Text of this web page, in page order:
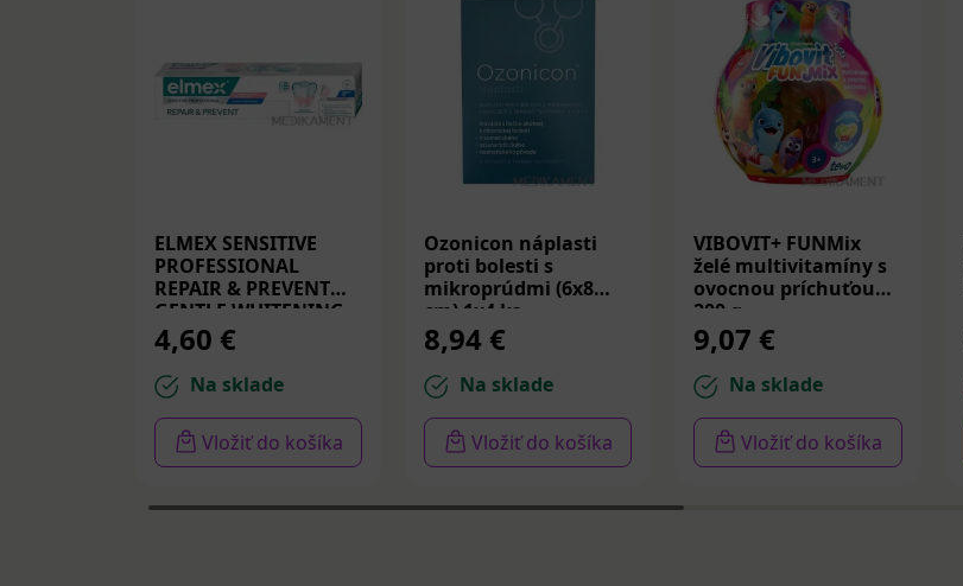
ELMEX SENSITIVE
PROFESSIONAL
REPAIR & PREVENT
GENTLE WHITENING,
zubná pasta 75 ml
4,60 €
Na sklade
Vložiť do košíka
Ozonicon náplasti
proti bolesti s
mikroprúdmi (6x8
cm) 1x4 ks
8,94 €
Na sklade
Vložiť do košíka
VIBOVIT+ FUNMix
želé multivitamíny s
ovocnou príchuťou
200 g
9,07 €
Na sklade
Vložiť do košíka